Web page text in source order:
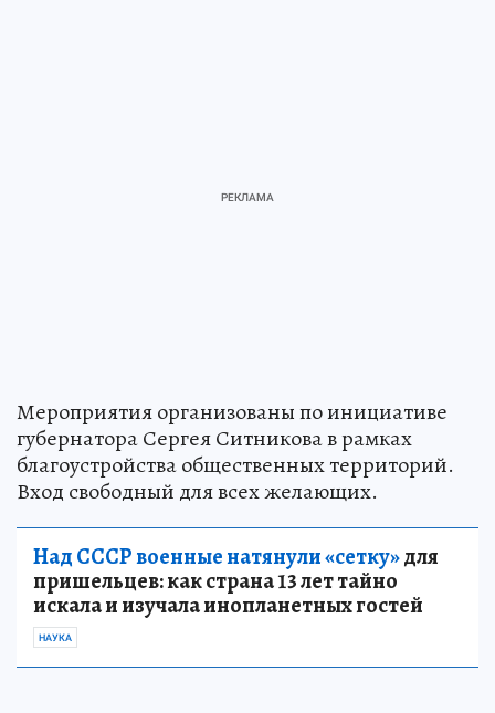
Мероприятия организованы по инициативе
губернатора Сергея Ситникова в рамках
благоустройства общественных территорий.
Вход свободный для всех желающих.
Над СССР военные натянули «сетку»для
пришельцев: как страна 13 лет тайно
искала и изучала инопланетных гостей
НАУКА